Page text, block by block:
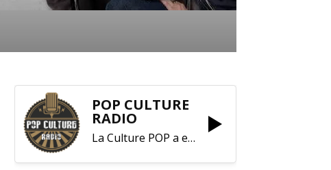
POP CULTURE
RADIO
La Culture POP a enfin trouvé sa RADIO !